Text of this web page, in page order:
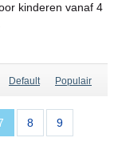
kinderen vanaf 4
Default Populair
8 9